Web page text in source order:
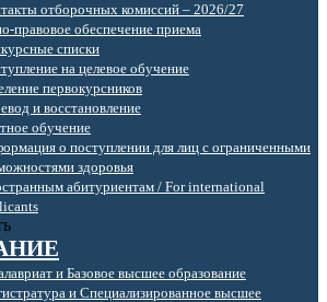
отборочных комиссий – 2026/27
правовое обеспечение приема
списки
на целевое обучение
первокурсников
и восстановление
обучение
о поступлении для лиц с ограниченными
здоровья
абитуриентам / For international
и Базовое высшее образование
и Специализированное высшее